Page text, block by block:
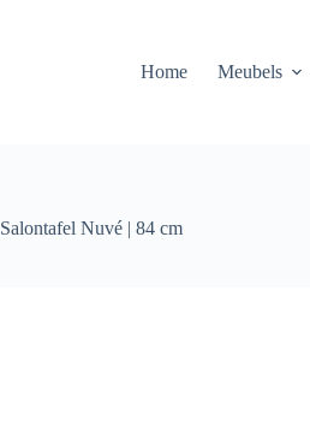
Home Meubels
Salontafel Nuvé | 84 cm